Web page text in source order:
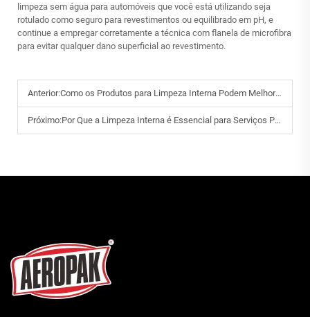
limpeza sem água para automóveis que você está utilizando seja
rotulado como seguro para revestimentos ou equilibrado em pH, e
continue a empregar corretamente a técnica com flanela de microfibra
para evitar qualquer dano superficial ao revestimento.
Anterior:Como os Produtos para Limpeza Interna Podem Melhorar a Higiene e o Conforto do Veículo?
Próximo:Por Que a Limpeza Interna é Essencial para Serviços Profissionais de Manutenção Automotiva?